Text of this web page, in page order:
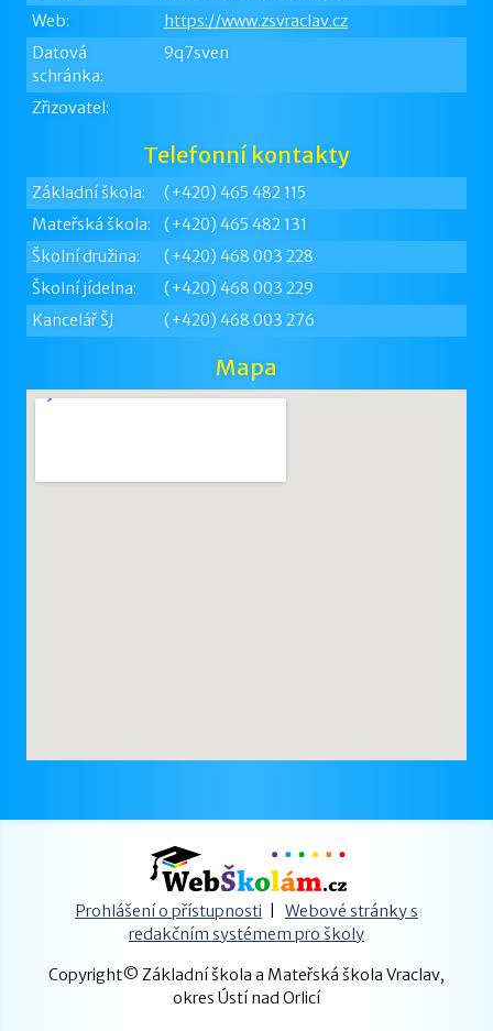
Web:
https://www.zsvraclav.cz
Datová
schránka:
9q7sven
Zřizovatel:
Telefonní kontakty
Základní škola:
(+420) 465 482 115
Mateřská škola:
(+420) 465 482 131
Školní družina:
(+420) 468 003 228
Školní jídelna:
(+420) 468 003 229
Kancelář ŠJ
(+420) 468 003 276
Mapa
Prohlášení o přístupnosti
Webové stránky s
redakčním systémem pro školy
Copyright© Základní škola a Mateřská škola Vraclav,
okres Ústí nad Orlicí